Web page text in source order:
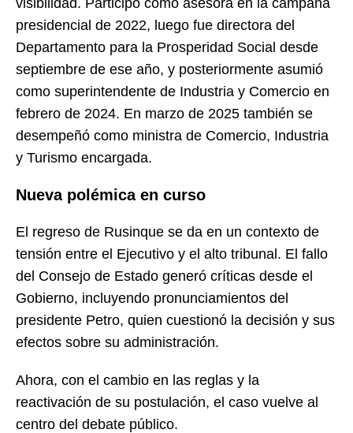
presidencial de 2022, luego fue directora del
Departamento para la Prosperidad Social desde
septiembre de ese año, y posteriormente asumió
como superintendente de Industria y Comercio en
febrero de 2024. En marzo de 2025 también se
desempeñó como ministra de Comercio, Industria
y Turismo encargada.
Nueva polémica en curso
El regreso de Rusinque se da en un contexto de
tensión entre el Ejecutivo y el alto tribunal. El fallo
del Consejo de Estado generó críticas desde el
Gobierno, incluyendo pronunciamientos del
presidente Petro, quien cuestionó la decisión y sus
efectos sobre su administración.
Ahora, con el cambio en las reglas y la
reactivación de su postulación, el caso vuelve al
centro del debate público.